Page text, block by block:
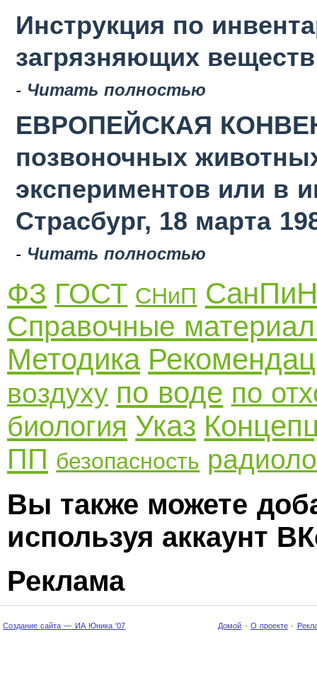
Инструкция по
загрязняющих
- Читать полностью
ЕВРОПЕЙСКАЯ
позвоночных
экспериментов или в
Страсбург, 18 марта
- Читать полностью
ФЗ ГОСТ СНиП СанПиН
Справочные
Методика
воздуху по воде по
биология Указ
ПП безопасность
Вы также можете
используя аккаунт
Реклама
Создание сайта — ИА Юника '07 Домой · О проекте ·